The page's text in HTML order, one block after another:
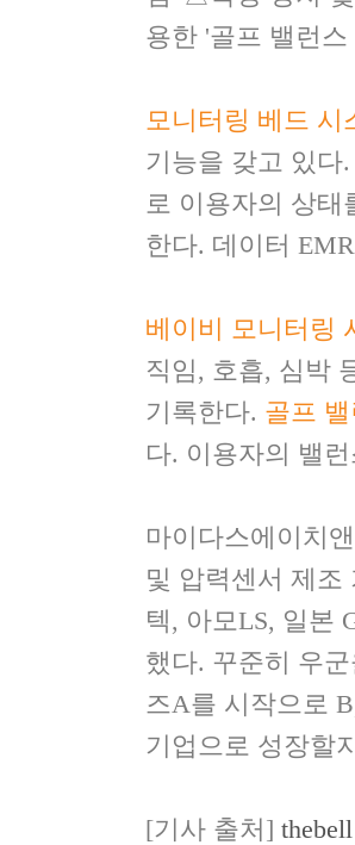
용한 '골프 밸런
모니터링 베드 시
기능을 갖고 있다
로 이용자의 상
한다. 데이터
베이비 모니터링
직임, 호흡, 심박
기록한다. 골프
다. 이용자의 밸
마이다스에이치
및 압력센서 제조
텍, 아모LS, 일본
했다. 꾸준히 우
즈A를 시작으로
기업으로 성장할
[기사 출처]